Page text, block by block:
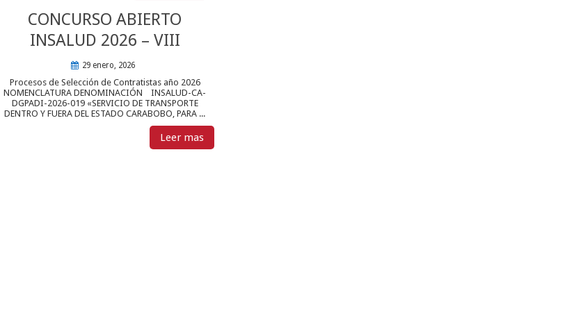
CONCURSO ABIERTO
INSALUD 2026 – VIII
29 enero, 2026
Procesos de Selección de Contratistas año 2026
NOMENCLATURA DENOMINACIÓN INSALUD-CA-
DGPADI-2026-019 «SERVICIO DE TRANSPORTE
DENTRO Y FUERA DEL ESTADO CARABOBO, PARA ...
Leer mas